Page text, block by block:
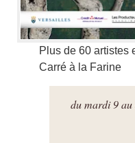
Plus de 60 artistes
Carré à la Farine
du mardi 9 au